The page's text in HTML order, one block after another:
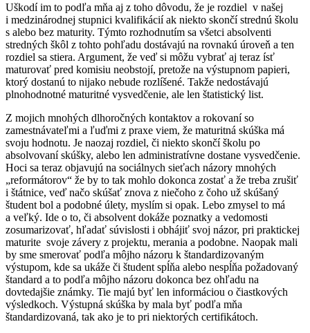
Uškodí im to podľa mňa aj z toho dôvodu, že je rozdiel v našej
i medzinárodnej stupnici kvalifikácií ak niekto skončí strednú školu
s alebo bez maturity. Týmto rozhodnutím sa všetci absolventi
stredných škôl z tohto pohľadu dostávajú na rovnakú úroveň a ten
rozdiel sa stiera. Argument, že veď si môžu vybrať aj teraz ísť
maturovať pred komisiu neobstojí, pretože na výstupnom papieri,
ktorý dostanú to nijako nebude rozlíšené. Takže nedostávajú
plnohodnotné maturitné vysvedčenie, ale len štatistický list.
Z mojich mnohých dlhoročných kontaktov a rokovaní so
zamestnávateľmi a ľuďmi z praxe viem, že maturitná skúška má
svoju hodnotu. Je naozaj rozdiel, či niekto skončí školu po
absolvovaní skúšky, alebo len administratívne dostane vysvedčenie.
Hoci sa teraz objavujú na sociálnych sieťach názory mnohých
„reformátorov“ že by to tak mohlo dokonca zostať a že treba zrušiť
i štátnice, veď načo skúšať znova z niečoho z čoho už skúšaný
študent bol a podobné úlety, myslím si opak. Lebo zmysel to má
a veľký. Ide o to, či absolvent dokáže poznatky a vedomosti
zosumarizovať, hľadať súvislosti i obhájiť svoj názor, pri praktickej
maturite svoje závery z projektu, merania a podobne. Naopak mali
by sme smerovať podľa môjho názoru k štandardizovaným
výstupom, kde sa ukáže či študent spĺňa alebo nespĺňa požadovaný
štandard a to podľa môjho názoru dokonca bez ohľadu na
dovtedajšie známky. Tie majú byť len informáciou o čiastkových
výsledkoch. Výstupná skúška by mala byť podľa mňa
štandardizovaná, tak ako je to pri niektorých certifikátoch.